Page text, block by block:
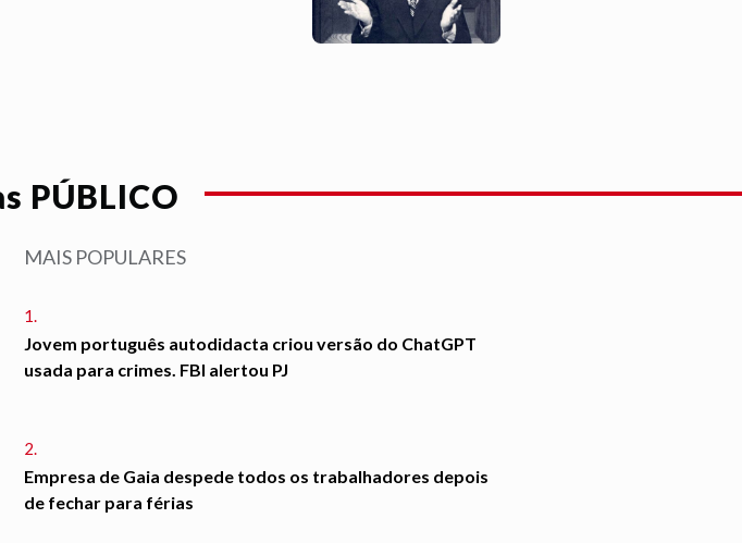
PÚBLICO
MAIS POPULARES
1.
Jovem português autodidacta criou versão do ChatGPT
usada para crimes. FBI alertou PJ
2.
Empresa de Gaia despede todos os trabalhadores depois
de fechar para férias